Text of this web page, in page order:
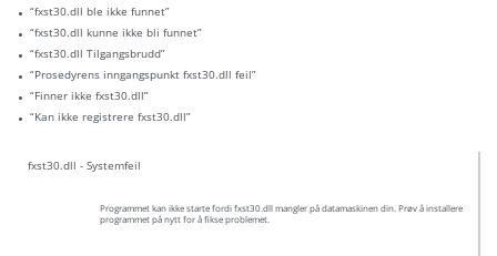
“fxst30.dll ble ikke funnet”
“fxst30.dll kunne ikke bli funnet”
“fxst30.dll Tilgangsbrudd”
“Prosedyrens inngangspunkt fxst30.dll feil”
“Finner ikke fxst30.dll”
“Kan ikke registrere fxst30.dll”
fxst30.dll - Systemfeil
Programmet kan ikke starte fordi fxst30.dll mangler på datamaskinen din. Prøv å installere
programmet på nytt for å fikse problemet.